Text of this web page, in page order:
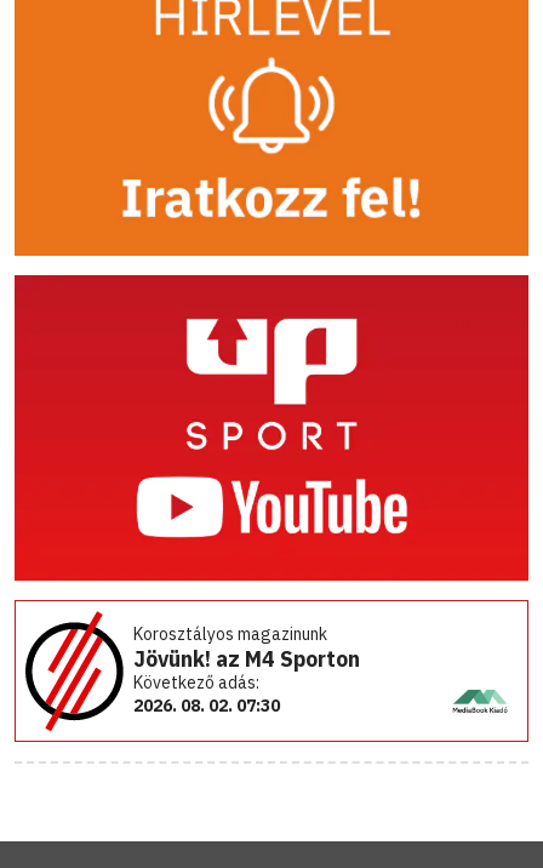
Korosztályos magazinunk
Jövünk! az M4 Sporton
Következő adás:
2026. 08. 02. 07:30